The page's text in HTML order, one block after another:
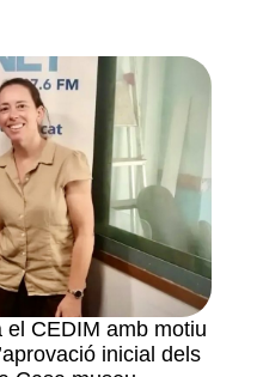
CEDIM amb motiu
inicial dels